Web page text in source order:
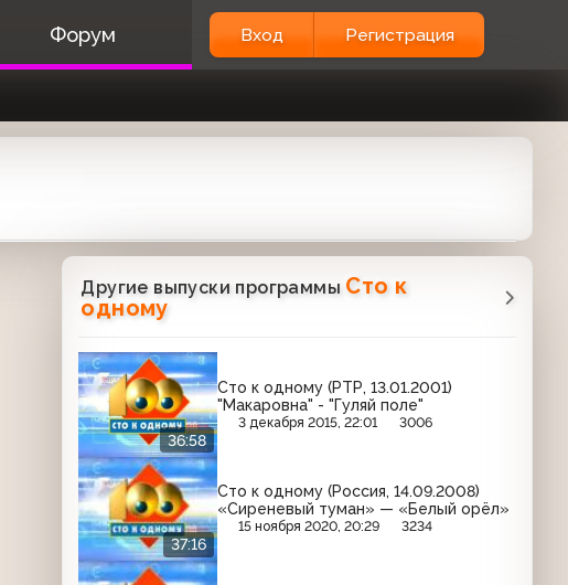
Форум Вход Регистрация
Другие выпуски программы Сто к
одному
36:58
Сто к одному (РТР, 13.01.2001)
"Макаровна" - "Гуляй поле"
3 декабря 2015, 22:01 3006
37:16
Сто к одному (Россия, 14.09.2008)
«Сиреневый туман» — «Белый орёл»
15 ноября 2020, 20:29 3234